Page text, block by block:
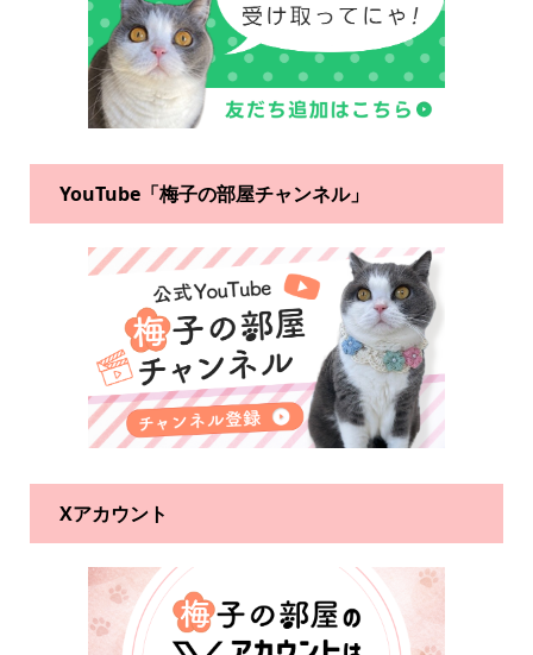
YouTube「梅子の部屋チャンネル」
Xアカウント